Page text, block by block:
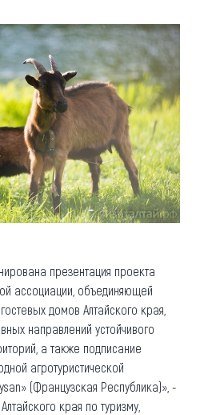
презентация проекта
ассоциации, объединяющей
домов Алтайского края,
направлений устойчивого
а также подписание
агротуристической
(Французская Республика)», -
края по туризму,